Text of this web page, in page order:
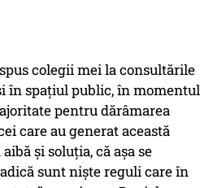
colegii mei la consultările
în spațiul public, în momentul
pentru dărâmarea
care au generat această
și soluția, că așa se
sunt niște reguli care în